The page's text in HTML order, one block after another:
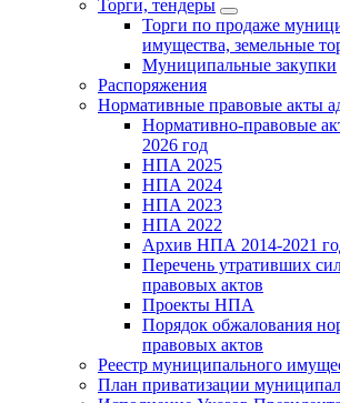
Торги, тендеры
Торги по продаже
имущества, земельные
Муниципальные закупки
Распоряжения
Нормативные правовые акты
Нормативно-правовые
2026 год
НПА 2025
НПА 2024
НПА 2023
НПА 2022
Архив НПА 2014-2021
Перечень утративших
правовых актов
Проекты НПА
Порядок обжалования
правовых актов
Реестр муниципального
План приватизации